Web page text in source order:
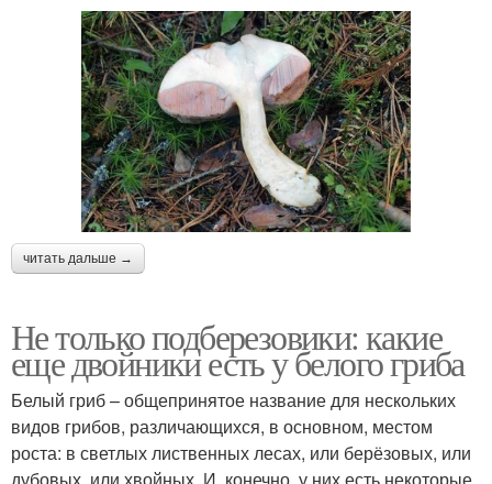
читать дальше →
Не только подберезовики: какие
еще двойники есть у белого гриба
Белый гриб – общепринятое название для нескольких
видов грибов, различающихся, в основном, местом
роста: в светлых лиственных лесах, или берёзовых, или